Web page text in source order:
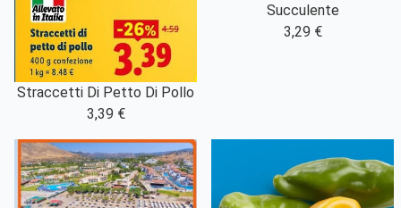
Straccetti Di Petto Di Pollo
3,39 €
Succulente
3,29 €